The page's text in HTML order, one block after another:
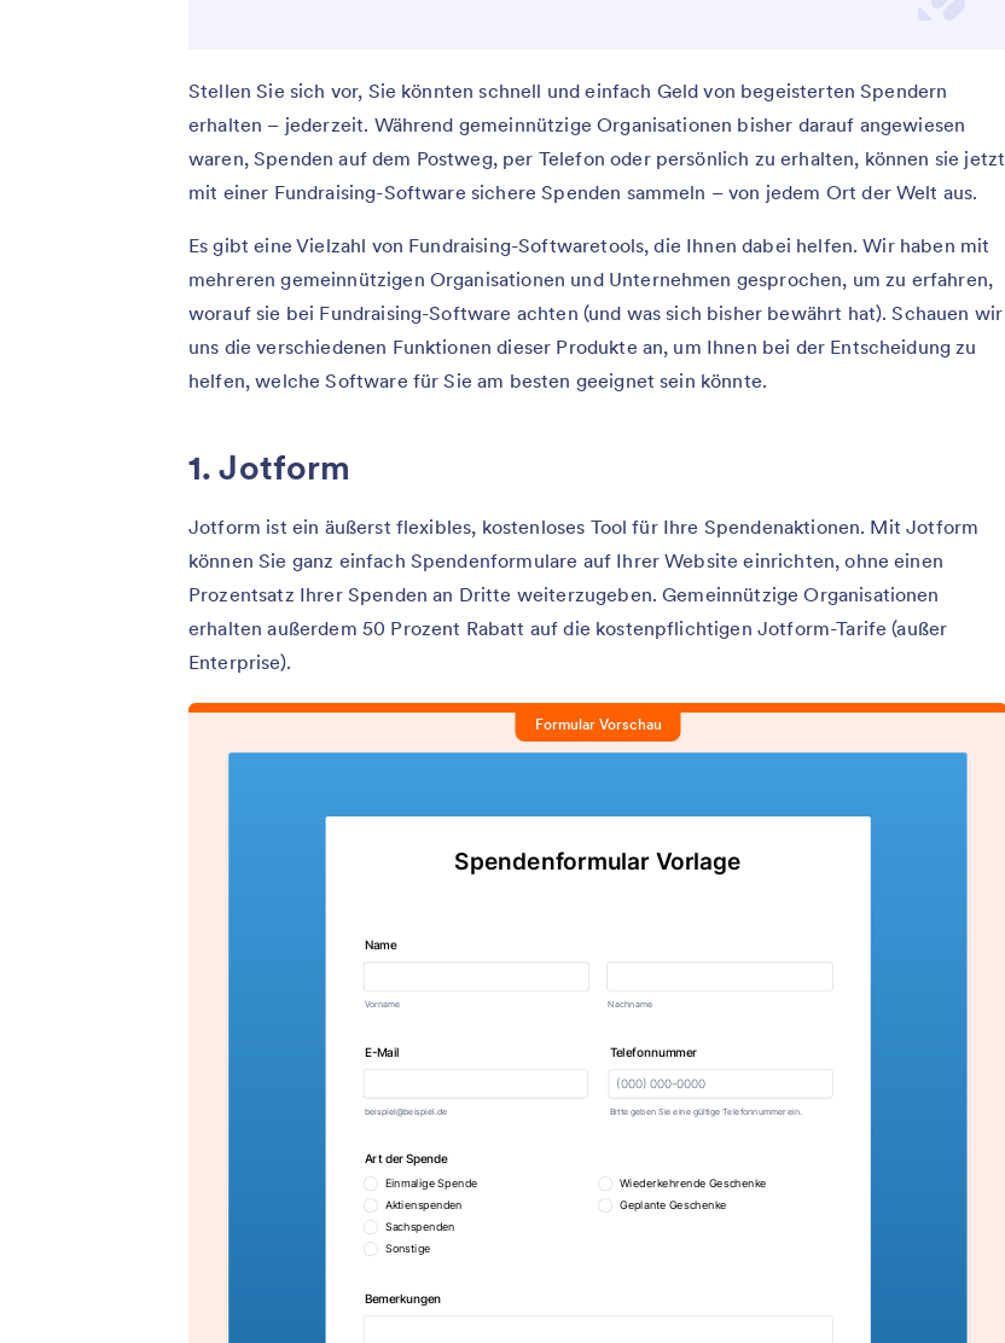
Stellen Sie sich vor, Sie könnten schnell und einfach Geld von begeisterten Spendern
erhalten – jederzeit. Während gemeinnützige Organisationen bisher darauf angewiesen
waren, Spenden auf dem Postweg, per Telefon oder persönlich zu erhalten, können sie jetzt
mit einer Fundraising-Software sichere Spenden sammeln – von jedem Ort der Welt aus.
Es gibt eine Vielzahl von Fundraising-Softwaretools, die Ihnen dabei helfen. Wir haben mit
mehreren gemeinnützigen Organisationen und Unternehmen gesprochen, um zu erfahren,
worauf sie bei Fundraising-Software achten (und was sich bisher bewährt hat). Schauen wir
uns die verschiedenen Funktionen dieser Produkte an, um Ihnen bei der Entscheidung zu
helfen, welche Software für Sie am besten geeignet sein könnte.
1. Jotform
Jotform ist ein äußerst flexibles, kostenloses Tool für Ihre Spendenaktionen. Mit Jotform
können Sie ganz einfach Spendenformulare auf Ihrer Website einrichten, ohne einen
Prozentsatz Ihrer Spenden an Dritte weiterzugeben. Gemeinnützige Organisationen
erhalten außerdem 50 Prozent Rabatt auf die kostenpflichtigen Jotform-Tarife (außer
Enterprise).